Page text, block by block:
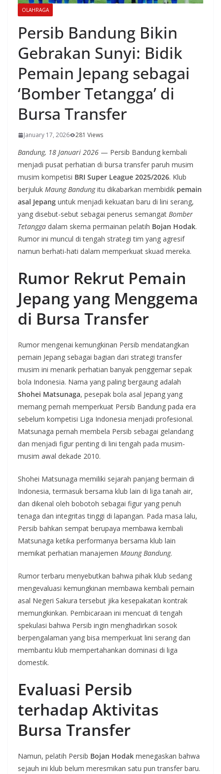
OLAHRAGA
Persib Bandung Bikin
Gebrakan Sunyi: Bidik
Pemain Jepang sebagai
‘Bomber Tetangga’ di
Bursa Transfer
January 17, 2026 281 Views
Bandung, 18 Januari 2026 — Persib Bandung kembali
menjadi pusat perhatian di bursa transfer paruh musim
musim kompetisi BRI Super League 2025/2026. Klub
berjuluk Maung Bandungitu dikabarkan membidik pemain
asal Jepang untuk menjadi kekuatan baru di lini serang,
yang disebut-sebut sebagai penerus semangat Bomber
Tetangga dalam skema permainan pelatih Bojan Hodak.
Rumor ini muncul di tengah strategi tim yang agresif
namun berhati-hati dalam memperkuat skuad mereka.
Rumor Rekrut Pemain
Jepang yang Menggema
di Bursa Transfer
Rumor mengenai kemungkinan Persib mendatangkan
pemain Jepang sebagai bagian dari strategi transfer
musim ini menarik perhatian banyak penggemar sepak
bola Indonesia. Nama yang paling bergaung adalah
Shohei Matsunaga, pesepak bola asal Jepang yang
memang pernah memperkuat Persib Bandung pada era
sebelum kompetisi Liga Indonesia menjadi profesional.
Matsunaga pernah membela Persib sebagai gelandang
dan menjadi figur penting di lini tengah pada musim-
musim awal dekade 2010.
Shohei Matsunaga memiliki sejarah panjang bermain di
Indonesia, termasuk bersama klub lain di liga tanah air,
dan dikenal oleh bobotoh sebagai figur yang penuh
tenaga dan integritas tinggi di lapangan. Pada masa lalu,
Persib bahkan sempat berupaya membawa kembali
Matsunaga ketika performanya bersama klub lain
memikat perhatian manajemen Maung Bandung.
Rumor terbaru menyebutkan bahwa pihak klub sedang
mengevaluasi kemungkinan membawa kembali pemain
asal Negeri Sakura tersebut jika kesepakatan kontrak
memungkinkan. Pembicaraan ini mencuat di tengah
spekulasi bahwa Persib ingin menghadirkan sosok
berpengalaman yang bisa memperkuat lini serang dan
membantu klub mempertahankan dominasi di liga
domestik.
Evaluasi Persib
terhadap Aktivitas
Bursa Transfer
Namun, pelatih Persib Bojan Hodak menegaskan bahwa
sejauh ini klub belum meresmikan satu pun transfer baru.